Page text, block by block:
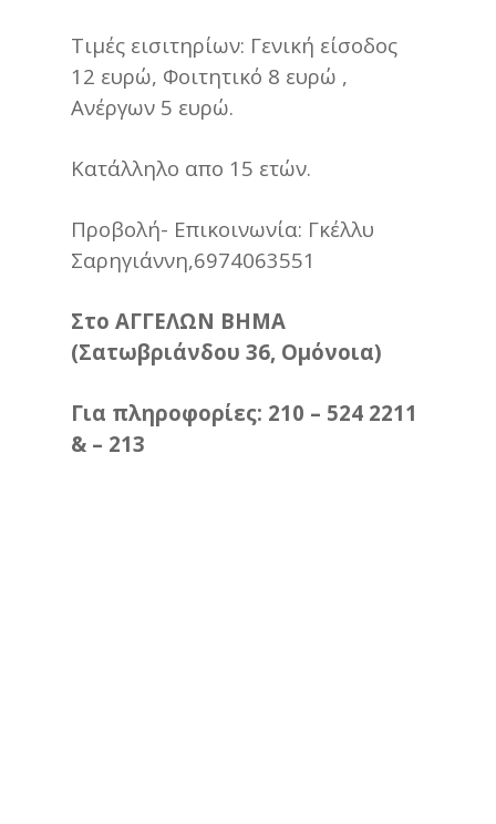
Τιμές εισιτηρίων: Γενική είσοδος
12 ευρώ, Φοιτητικό 8 ευρώ ,
Ανέργων 5 ευρώ.
Κατάλληλο απο 15 ετών.
Προβολή- Επικοινωνία: Γκέλλυ
Σαρηγιάννη,6974063551
Στο ΑΓΓΕΛΩΝ ΒΗΜΑ
(Σατωβριάνδου 36, Ομόνοια)
Για πληροφορίες: 210 – 524 2211
& – 213